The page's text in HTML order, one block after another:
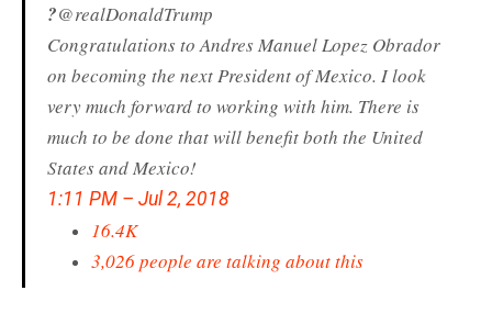
?@realDonaldTrump
Congratulations to Andres Manuel Lopez Obrador
on becoming the next President of Mexico. I look
very much forward to working with him. There is
much to be done that will benefit both the United
States and Mexico!
1:11 PM – Jul 2, 2018
16.4K
3,026 people are talking about this